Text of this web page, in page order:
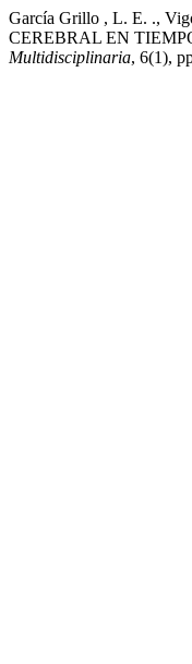
García Grillo , L. E. .,
CEREBRAL EN
Multidisciplinaria, 6(1),